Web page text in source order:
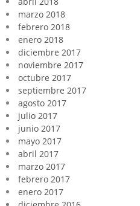
marzo 2018
febrero 2018
enero 2018
diciembre 2017
noviembre 2017
octubre 2017
septiembre 2017
agosto 2017
julio 2017
junio 2017
mayo 2017
abril 2017
marzo 2017
febrero 2017
enero 2017